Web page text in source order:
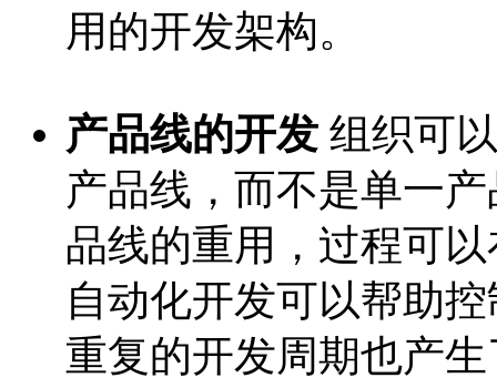
用的开发架构。
产品线的开发 组织可
产品线，而不是单一
品线的重用，过程可
自动化开发可以帮助
重复的开发周期也产